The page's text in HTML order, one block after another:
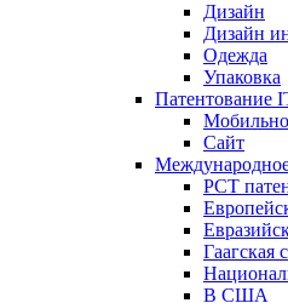
Дизайн
Дизайн
Одежда
Упаковка
Патентование
Сайт
PCT
Гаагская
В США